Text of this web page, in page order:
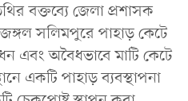
বক্তব্যে জেলা প্রশাসক
সলিমপুরে পাহাড় কেটে
এবং অবৈধভাবে মাটি কেটে
একটি পাহাড় ব্যবস্থাপনা